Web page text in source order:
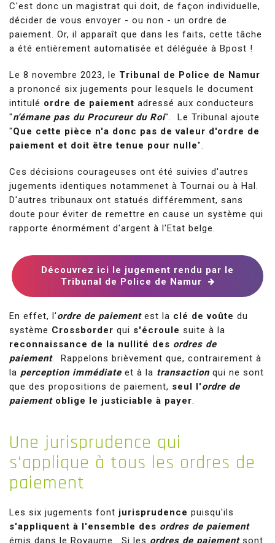
C'est donc un magistrat qui doit, de façon individuelle,
décider de vous envoyer - ou non - un ordre de
paiement. Or, il apparaît que dans les faits, cette tâche
a été entièrement automatisée et déléguée à Bpost !
Le 8 novembre 2023, le Tribunal de Police de Namur
a prononcé six jugements pour lesquels le document
intitulé ordre de paiement adressé aux conducteurs
"n'émane pas du Procureur du Roi". Le Tribunal ajoute
"Que cette pièce n'a donc pas de valeur d'ordre de
paiement et doit être tenue pour nulle".
Ces décisions courageuses ont été suivies d'autres
jugements identiques notammenet à Tournai ou à Hal.
D'autres tribunaux ont statués différemment, sans
doute pour éviter de remettre en cause un système qui
rapporte énormément d'argent à l'Etat belge.
Découvrez ici le jugement rendu par le
Tribunal de Police de Namur
En effet, l'ordre de paiementest la clé de voûte du
système Crossborder qui s'écroule suite à la
reconnaissance de la nullité des ordres de
paiement. Rappelons brièvement que, contrairement à
la perception immédiate et à la transaction qui ne sont
que des propositions de paiement, seul l'ordre de
paiementoblige le justiciable à payer.
Une jurisprudence qui
s'applique à tous les ordres de
paiement
Les six jugements font jurisprudence puisqu'ils
s'appliquent à l'ensemble des ordres de paiement
émis dans le Royaume. Si les ordres de paiementsont